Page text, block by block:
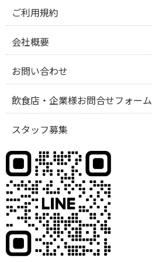
ご利用規約
会社概要
お問い合わせ
飲食店・企業様お問合せフォーム
スタッフ募集